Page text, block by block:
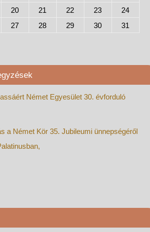
20 21 22 23
24
27 28 29 30
31
Német Egyesület 30. évforduló
a Német Kör 35. Jubileumi ünnepségéről